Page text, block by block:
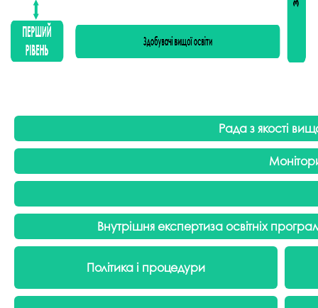
Рада з якості
Внутрішня експертиза освітніх
Політика і процедури